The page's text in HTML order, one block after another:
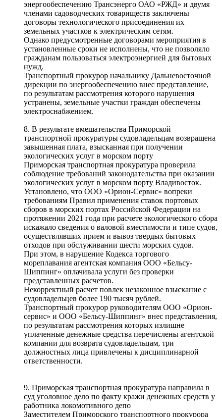
энергообеспечению Трансэнерго ОАО «РЖД» и двумя
членами садоводческих товариществ заключены
договоры технологического присоединения их
земельных участков к электрическим сетям.
Однако предусмотренные договорами мероприятия в
установленные сроки не исполнены, что не позволяло
гражданам пользоваться электроэнергией для бытовых
нужд.
Транспортный прокурор начальнику Дальневосточной
дирекции по энергообеспечению внес представление,
по результатам рассмотрения которого нарушения
устранены, земельные участки граждан обеспечены
электроснабжением.
8. В результате вмешательства Приморской
транспортной прокуратуры судовладельцам возвращена
завышенная плата, взысканная при получении
экологических услуг в морском порту
Приморская транспортная прокуратура проверила
соблюдение требований законодательства при оказании
экологических услуг в морском порту Владивосток.
Установлено, что ООО «Орион-Сервис» вопреки
требованиям Правил применения ставок портовых
сборов в морских портах Российской Федерации на
протяжении 2021 года при расчете экологического сбора
искажало сведения о валовой вместимости и типе судов,
осуществлявших прием и вывоз твердых бытовых
отходов при обслуживании шести морских судов.
При этом, в нарушение Кодекса торгового
мореплавания агентская компания ООО «Бельсу-
Шиппинг» оплачивала услуги без проверки
представленных расчетов.
Некорректный расчет повлек незаконное взыскание с
судовладельцев более 190 тысяч рублей.
Транспортный прокурор руководителям ООО «Орион-
сервис» и ООО «Бельсу-Шиппинг» внес представления,
по результатам рассмотрения которых излишне
уплаченные денежные средства перечислены агентской
компании для возврата судовладельцам, три
должностных лица привлечены к дисциплинарной
ответственности.
9. Приморская транспортная прокуратура направила в
суд уголовное дело по факту кражи денежных средств у
работника локомотивного депо
Заместителем Приморского транспортного прокурора